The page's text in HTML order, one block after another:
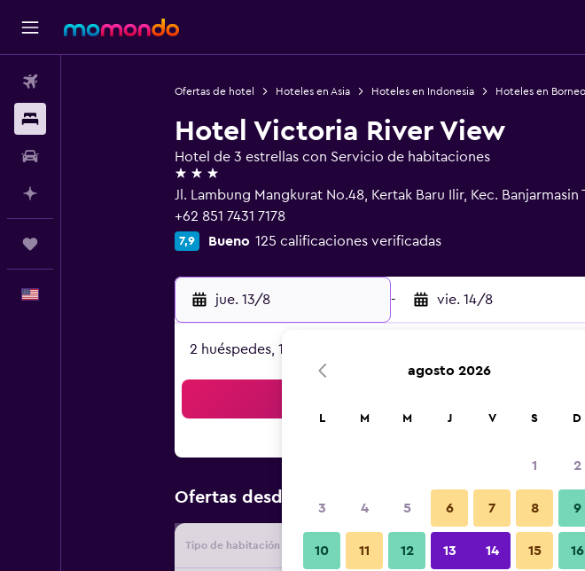
Ofertas de hotel Hoteles en Asia Hoteles en Indonesia Hoteles en
Hotel Victoria River View
Hotel de 3 estrellas con Servicio de habitaciones
3 estrellas
Jl. Lambung Mangkurat No.48, Kertak Baru Ilir, Kec. Banjarmasin
+62 851 7431 7178
7,9 Bueno 125 calificaciones verificadas
jue. 13/8 - vie. 14/8
2 huéspedes, 1 habitación
Ofertas desde Oferta más barata de precio por noche
Tipo de habitación Proveedor Total noche
agosto 2026
L M M J V S D
1 2
3 4 5 6 7 8 9
10 11 12 13 14 15 16